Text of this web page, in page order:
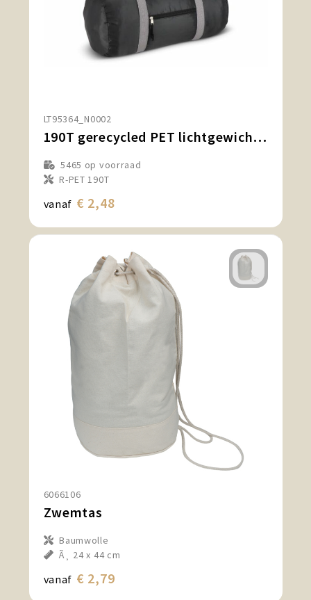
LT95364_N0002
190T gerecycled PET lichtgewicht sport- en reistas 48 x 23 x 23 cm 20 L
5465 op voorraad
R-PET 190T
vanaf € 2,48
6066106
Zwemtas
Baumwolle
Ã¸ 24 x 44 cm
vanaf € 2,79